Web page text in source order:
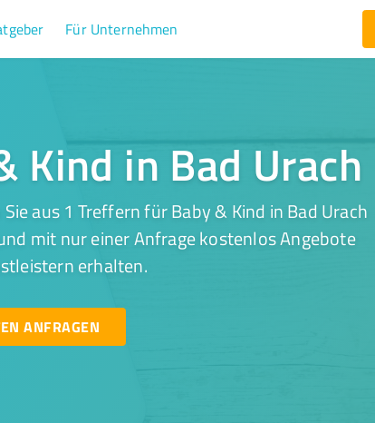
Für Unternehmen
Kind in Bad Urach
aus 1 Treffern für Baby & Kind in Bad Urach
mit nur einer Anfrage kostenlos Angebote
erhalten.
ANFRAGEN